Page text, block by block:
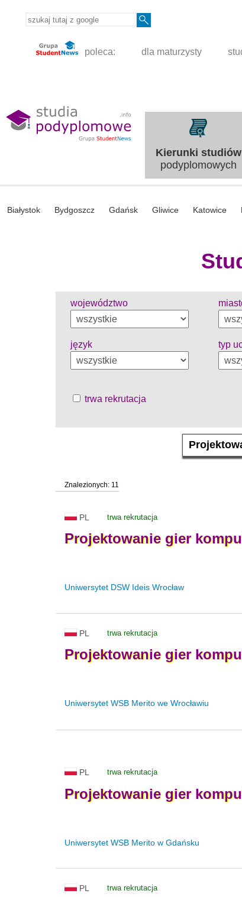
poleca: dla maturzysty
Kierunki studiów
podyplomowych
Białystok Bydgoszcz Gdańsk Gliwice Katowice
województwo
język typ
trwa rekrutacja
Znalezionych: 11
PL trwa rekrutacja
Projektowanie gier
Uniwersytet DSW Ideis Wrocław
PL trwa rekrutacja
Projektowanie gier
Uniwersytet WSB Merito we Wrocławiu
PL trwa rekrutacja
Projektowanie gier
Uniwersytet WSB Merito w Gdańsku
PL trwa rekrutacja